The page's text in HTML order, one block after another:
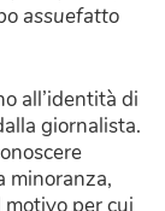
assuefatto
all’identità di
giornalista.
minoranza,